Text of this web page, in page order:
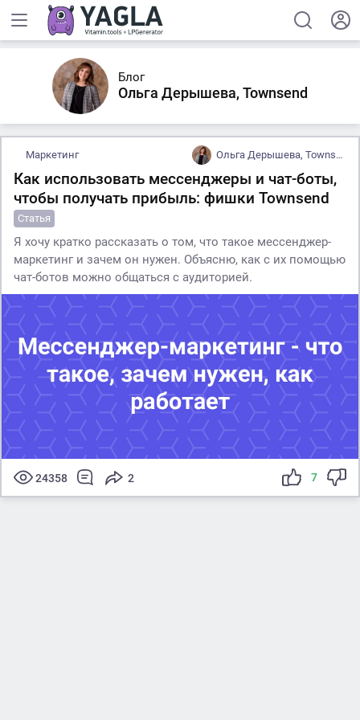
Блог
Ольга Дерышева, Townsend
Маркетинг Ольга Дерышева, Townsend
Как использовать мессенджеры и чат-боты,
чтобы получать прибыль: фишки Townsend
Статья
Я хочу кратко рассказать о том, что такое мессенджер-
маркетинг и зачем он нужен. Объясню, как с их помощью
чат-ботов можно общаться с аудиторией.
24358 2 7